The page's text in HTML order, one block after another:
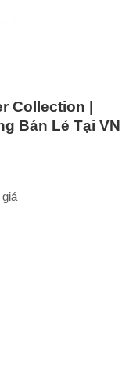
Collection |
Bán Lẻ Tại VN